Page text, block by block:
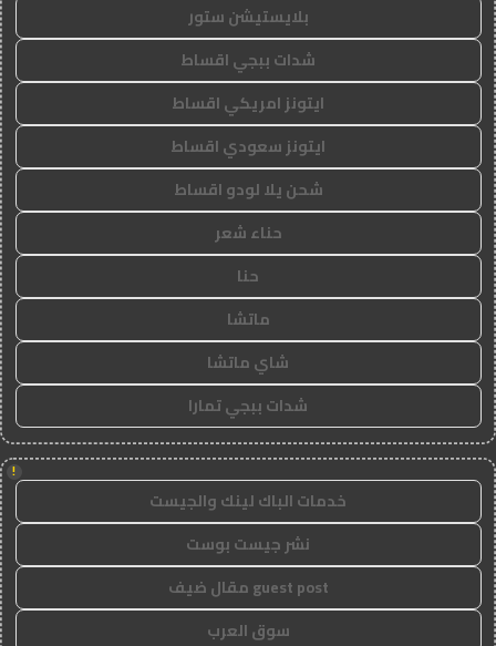
بلايستيشن ستور
شدات ببجي اقساط
ايتونز امريكي اقساط
ايتونز سعودي اقساط
شحن يلا لودو اقساط
حناء شعر
حنا
ماتشا
شاي ماتشا
شدات ببجي تمارا
!
خدمات الباك لينك والجيست
نشر جيست بوست
guest post مقال ضيف
سوق العرب